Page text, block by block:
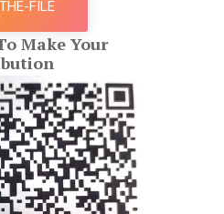
FILE
Make Your